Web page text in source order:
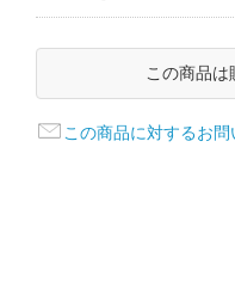
この商品は
この商品に対するお